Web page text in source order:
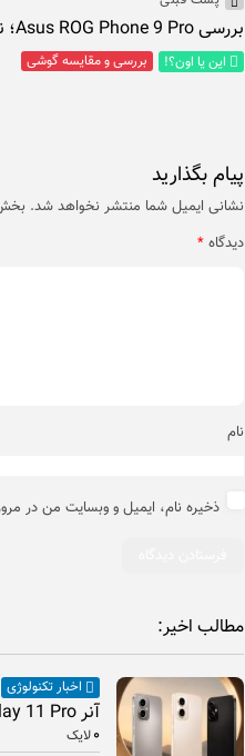
بررسی Asus ROG Phone 9 Pro؛ نهایت قدرت در...
این یا اون؟! بررسی و مقایسه گوشی
پیام بگذارید
نشانی ایمیل شما منتشر نخواهد شد.
دیدگاه *
نام
ذخیره نام، ایمیل و وبسایت من در
مطالب اخیر:
اخبار تکنولوژی
آنر Play 11 Pro معرفی شد
۰لایک